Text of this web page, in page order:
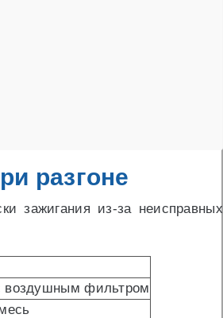
разгоне
зажигания из-за неисправных
воздушным фильтром